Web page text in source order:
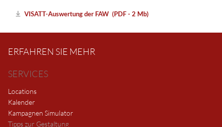
VISATT-Auswertung der FAW (PDF - 2 Mb)
ERFAHREN SIE MEHR
SERVICES
Locations
Kalender
Kampagnen Simulator
Tipps zur Gestaltung